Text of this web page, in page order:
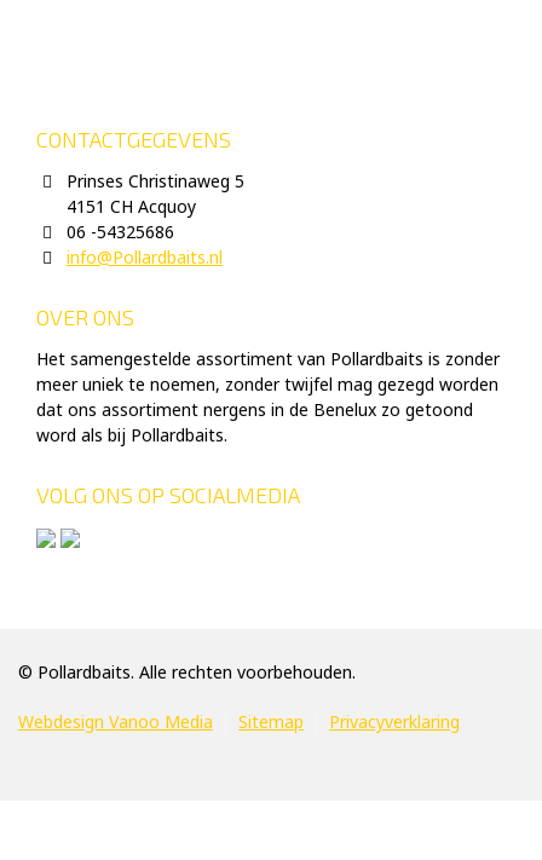
CONTACTGEGEVENS
Prinses Christinaweg 5
4151 CH Acquoy
06 -54325686
info@Pollardbaits.nl
OVER ONS
Het samengestelde assortiment van Pollardbaits is zonder
meer uniek te noemen, zonder twijfel mag gezegd worden
dat ons assortiment nergens in de Benelux zo getoond
word als bij Pollardbaits.
VOLG ONS OP SOCIALMEDIA
© Pollardbaits. Alle rechten voorbehouden.
Webdesign Vanoo Media Sitemap Privacyverklaring